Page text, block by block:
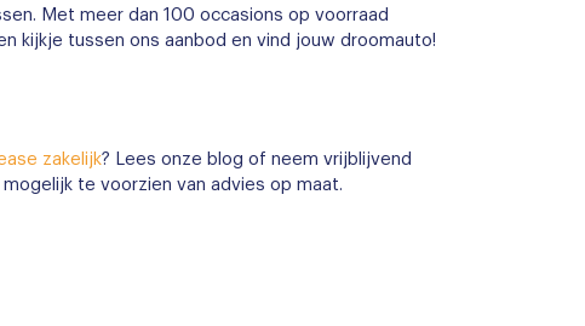
Met meer dan 100 occasions op voorraad
kijkje tussen onsaanbod en vind jouw droomauto!
zakelijk? Lees onze blog of neem vrijblijvend
te voorzien van advies op maat.